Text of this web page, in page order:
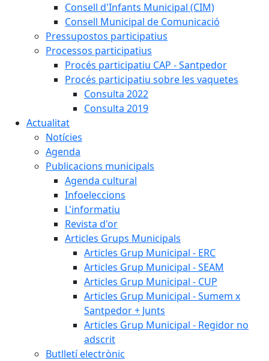
Consell d'Infants Municipal (CIM)
Consell Municipal de Comunicació
Pressupostos participatius
Processos participatius
Procés participatiu CAP - Santpedor
Procés participatiu sobre les vaquetes
Consulta 2022
Consulta 2019
Actualitat
Notícies
Agenda
Publicacions municipals
Agenda cultural
Infoeleccions
L'informatiu
Revista d'or
Articles Grups Municipals
Articles Grup Municipal - ERC
Articles Grup Municipal - SEAM
Articles Grup Municipal - CUP
Articles Grup Municipal - Sumem x
Santpedor + Junts
Articles Grup Municipal - Regidor no
adscrit
Butlletí electrònic